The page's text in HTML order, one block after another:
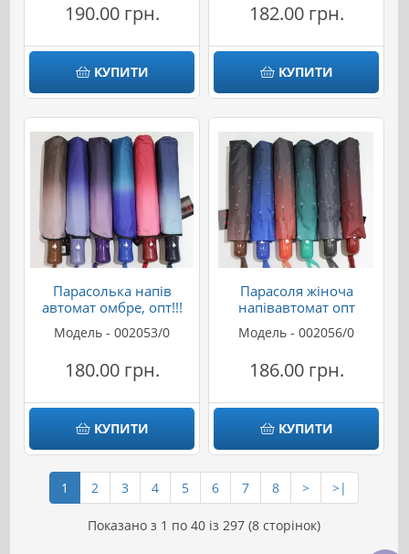
190.00 грн.
КУПИТИ
182.00 грн.
КУПИТИ
Парасолька напів
автомат омбре, опт!!!
Модель - 002053/0
180.00 грн.
КУПИТИ
Парасоля жіноча
напівавтомат опт
Модель - 002056/0
186.00 грн.
КУПИТИ
1 2 3 4 5 6 7 8 > >|
Показано з 1 по 40 із 297 (8 сторінок)